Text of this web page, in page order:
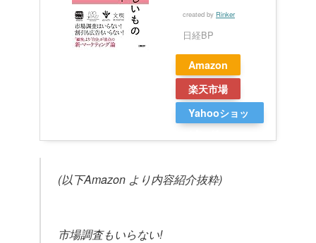
created by Rinker
日経BP
Amazon
楽天市場
Yahooショッ
(以下Amazon より内容紹介抜粋)
市場調査もいらない!